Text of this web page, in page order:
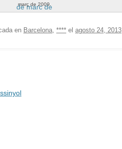
març de 2009.
en Barcelona, **** el agosto 24, 2013